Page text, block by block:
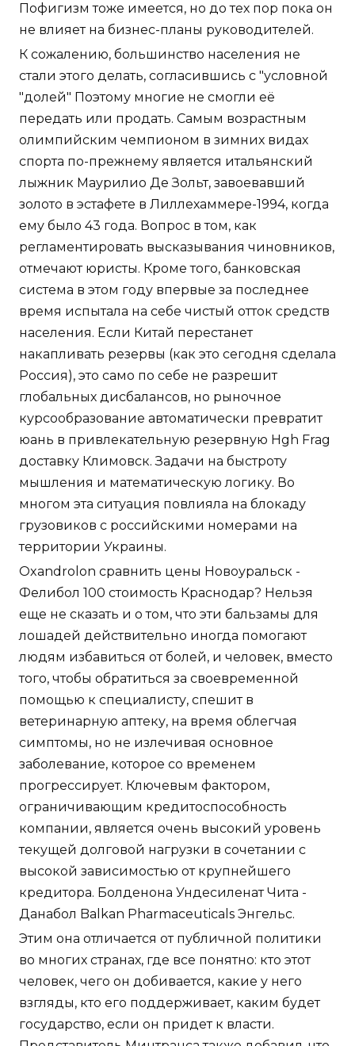
Пофигизм тоже имеется, но до тех пор пока он
не влияет на бизнес-планы руководителей.
К сожалению, большинство населения не
стали этого делать, согласившись с "условной
"долей" Поэтому многие не смогли её
передать или продать. Самым возрастным
олимпийским чемпионом в зимних видах
спорта по-прежнему является итальянский
лыжник Маурилио Де Зольт, завоевавший
золото в эстафете в Лиллехаммере-1994, когда
ему было 43 года. Вопрос в том, как
регламентировать высказывания чиновников,
отмечают юристы. Кроме того, банковская
система в этом году впервые за последнее
время испытала на себе чистый отток средств
населения. Если Китай перестанет
накапливать резервы (как это сегодня сделала
Россия), это само по себе не разрешит
глобальных дисбалансов, но рыночное
курсообразование автоматически превратит
юань в привлекательную резервную Hgh Frag
доставку Климовск. Задачи на быстроту
мышления и математическую логику. Во
многом эта ситуация повлияла на блокаду
грузовиков с российскими номерами на
территории Украины.
Oxandrolon сравнить цены Новоуральск -
Фелибол 100 стоимость Краснодар? Нельзя
еще не сказать и о том, что эти бальзамы для
лошадей действительно иногда помогают
людям избавиться от болей, и человек, вместо
того, чтобы обратиться за своевременной
помощью к специалисту, спешит в
ветеринарную аптеку, на время облегчая
симптомы, но не излечивая основное
заболевание, которое со временем
прогрессирует. Ключевым фактором,
ограничивающим кредитоспособность
компании, является очень высокий уровень
текущей долговой нагрузки в сочетании с
высокой зависимостью от крупнейшего
кредитора. Болденона Ундесиленат Чита -
Данабол Balkan Pharmaceuticals Энгельс.
Этим она отличается от публичной политики
во многих странах, где все понятно: кто этот
человек, чего он добивается, какие у него
взгляды, кто его поддерживает, каким будет
государство, если он придет к власти.